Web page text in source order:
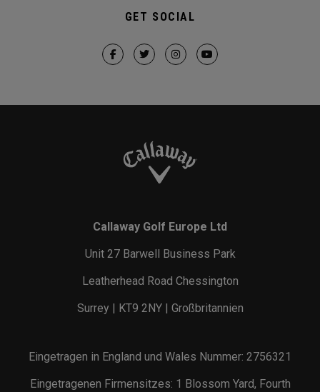
GET SOCIAL
Callaway Golf Europe Ltd
Unit 27 Barwell Business Park
Leatherhead Road Chessington
Surrey | KT9 2NY | Großbritannien
Eingetragen in England und Wales Nummer: 2756321
Eingetragenen Firmensitzes: 1 Blossom Yard, Fourth